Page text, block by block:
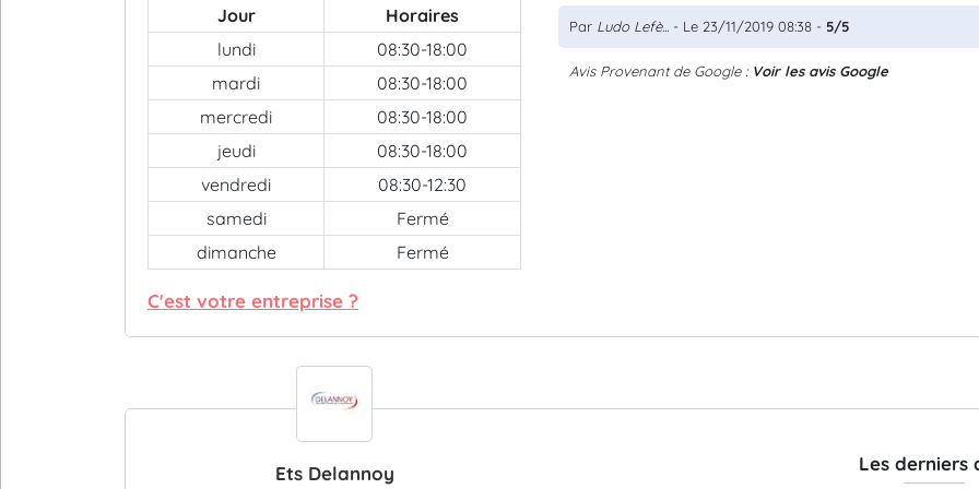
Jour
Horaires
lundi
08:30-18:00
mardi
08:30-18:00
mercredi
08:30-18:00
jeudi
08:30-18:00
vendredi
08:30-12:30
samedi
Fermé
dimanche
Fermé
C'est votre entreprise ?
Par Ludo Lefè... - Le 23/11/2019 08:38 - 5/5
Avis Provenant de Google : Voir les avis Google
Ets Delannoy Les derniers